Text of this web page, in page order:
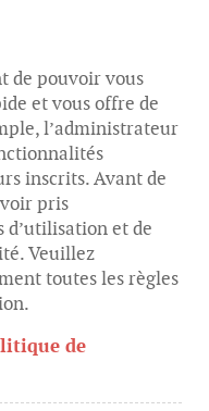
de pouvoir vous
et vous offre de
l’administrateur
inscrits. Avant de
pris
d’utilisation et de
Veuillez
toutes les règles
de